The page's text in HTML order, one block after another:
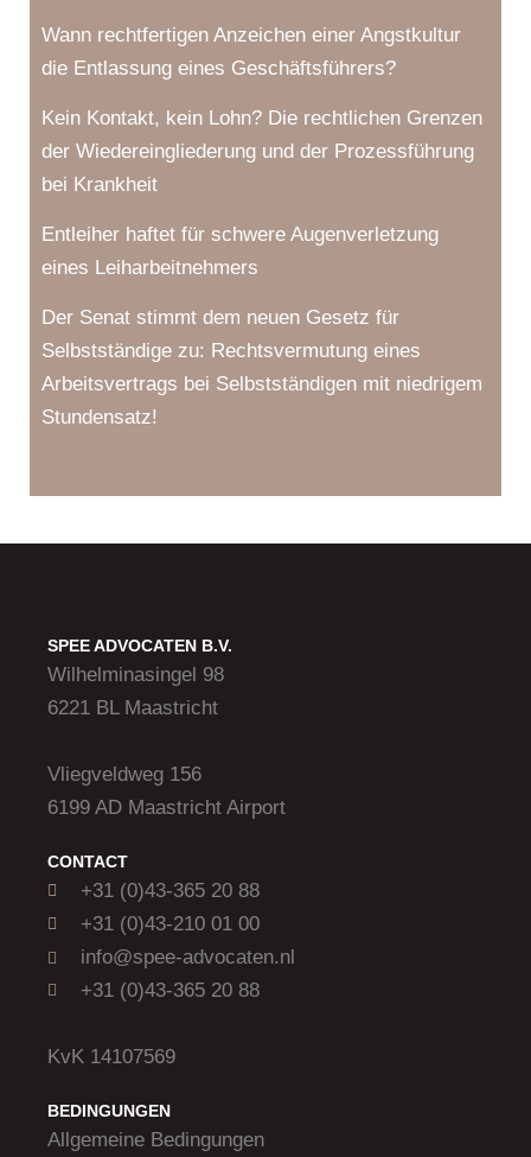
Wann rechtfertigen Anzeichen einer Angstkultur
die Entlassung eines Geschäftsführers?
Kein Kontakt, kein Lohn? Die rechtlichen Grenzen
der Wiedereingliederung und der Prozessführung
bei Krankheit
Entleiher haftet für schwere Augenverletzung
eines Leiharbeitnehmers
Der Senat stimmt dem neuen Gesetz für
Selbstständige zu: Rechtsvermutung eines
Arbeitsvertrags bei Selbstständigen mit niedrigem
Stundensatz!
SPEE ADVOCATEN B.V.
Wilhelminasingel 98
6221 BL Maastricht
Vliegveldweg 156
6199 AD Maastricht Airport
CONTACT
+31 (0)43-365 20 88
+31 (0)43-210 01 00
info@spee-advocaten.nl
+31 (0)43-365 20 88
KvK 14107569
BEDINGUNGEN
Allgemeine Bedingungen